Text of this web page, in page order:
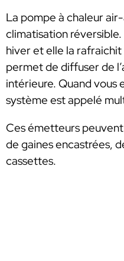
La pompe à chaleur
climatisation
hiver et elle la
permet de diffuser de
intérieure. Quand vous
système est appelé
Ces émetteurs
de gaines encastrées,
cassettes.